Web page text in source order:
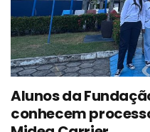
Alunos da
conhecem